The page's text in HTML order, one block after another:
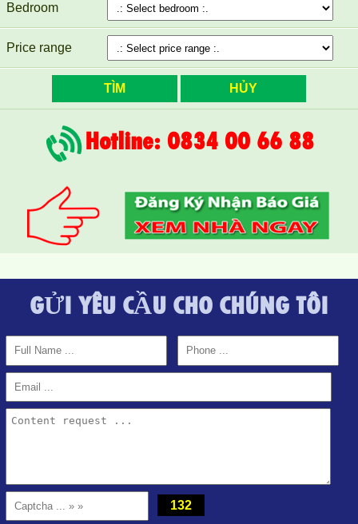
Bedroom
Price range
Hotline: 0834 00 66 88
GỬI YÊU CẦU CHO CHÚNG TÔI
132